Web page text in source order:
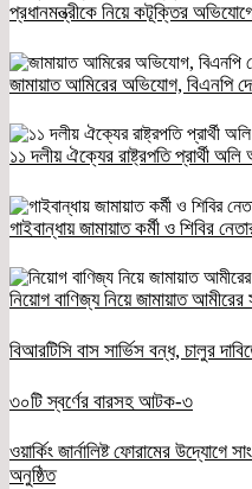
প্রধানমন্ত্রীকে নিয়ে কটূক্তির
জামায়াত আমিরের অভিযোগ, বিএনপি
১১ দলীয় ঐক্যের রাষ্ট্রপতি প্রার্থী
গাইবান্ধায় জামায়াত কর্মী ও শিবির
নিয়োগ বাণিজ্য নিয়ে জামায়াত আমীরের
বিআরটিসি বাস সার্ভিস বন্ধ, চালুর
৩০টি স্বর্ণের বারসহ আটক-৩
ওয়ার্কিং জার্নালিষ্ট ফোরামের উদ্যোগে
অনুষ্ঠিত